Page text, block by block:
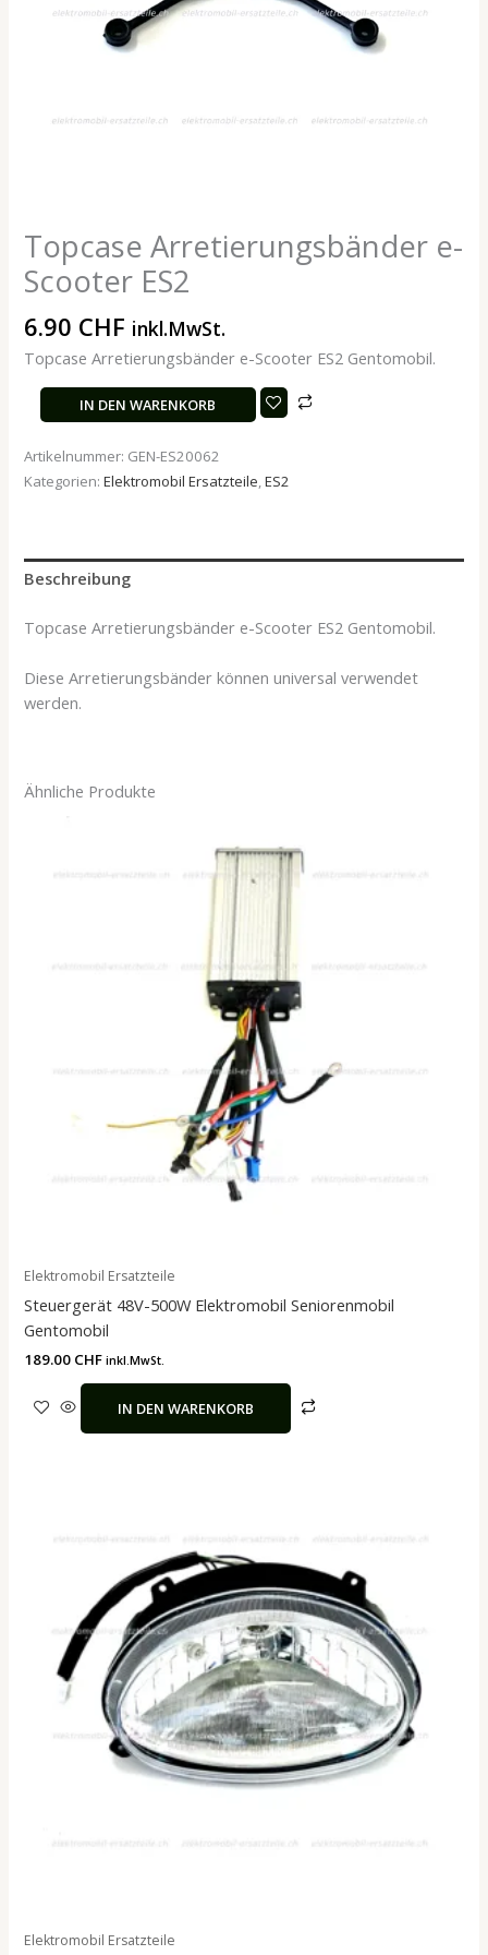
Topcase Arretierungsbänder e-
Scooter ES2
6.90 CHF inkl.MwSt.
Topcase Arretierungsbänder e-Scooter ES2 Gentomobil.
IN DEN WARENKORB
Artikelnummer: GEN-ES20062
Kategorien:Elektromobil Ersatzteile,ES2
Beschreibung
Topcase Arretierungsbänder e-Scooter ES2 Gentomobil.
Diese Arretierungsbänder können universal verwendet
werden.
Ähnliche Produkte
Elektromobil Ersatzteile
Steuergerät 48V-500W Elektromobil Seniorenmobil
Gentomobil
189.00 CHF inkl.MwSt.
IN DEN WARENKORB
Elektromobil Ersatzteile